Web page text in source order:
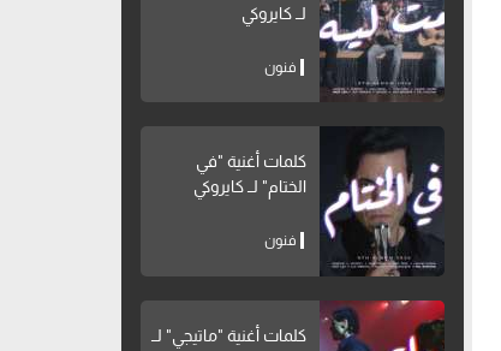
لــ كايروكي
فنون
كلمات أغنية "في
الختام" لــ كايروكي
فنون
كلمات أغنية "ماتيجي" لــ